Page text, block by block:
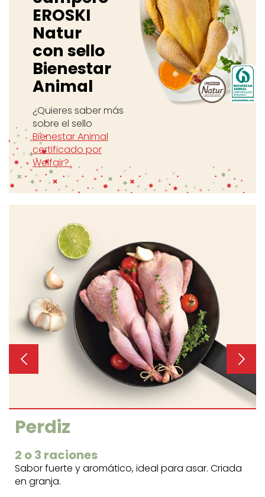
EROSKI
Natur
con sello
Bienestar
Animal
¿Quieres saber más
sobre el sello
Bienestar Animal
certificado por
Welfair?
Perdiz
2 o 3 raciones
Sabor fuerte y aromático, ideal para asar. Criada
en granja.